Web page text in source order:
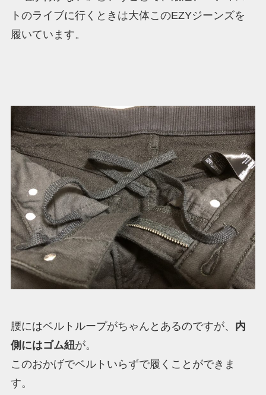
トのライブに行くときは大体このEZYジーンズを
履いています。
腰にはベルトループがちゃんとあるのですが、 内
側にはゴム紐が。
このおかげでベルトいらずで履くことができま
す。